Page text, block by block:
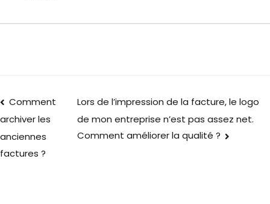
Comment
archiver les
anciennes
factures ?
Lors de l’impression de la facture, le logo
de mon entreprise n’est pas assez net.
Comment améliorer la qualité ?